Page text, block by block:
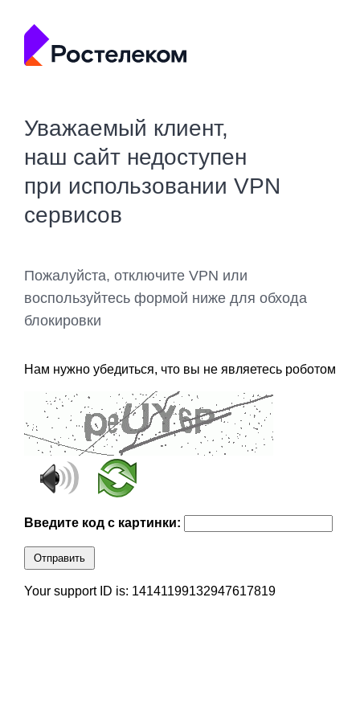
Уважаемый клиент,
наш сайт недоступен
при использовании VPN
сервисов
Пожалуйста, отключите VPN или
воспользуйтесь формой ниже для обхода
блокировки
Нам нужно убедиться, что вы не являетесь роботом
Введите код с картинки:
Отправить
Your support ID is: 14141199132947617819